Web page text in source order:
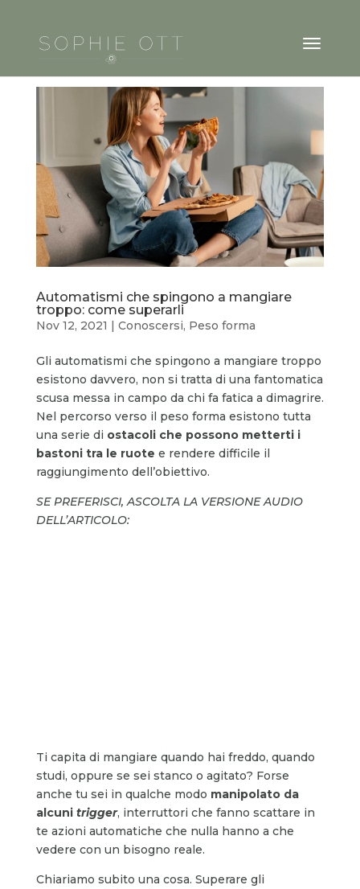
Automatismi che spingono a mangiare
troppo: come superarli
Nov 12, 2021 | Conoscersi, Peso forma
Gli automatismi che spingono a mangiare troppo
esistono davvero, non si tratta di una fantomatica
scusa messa in campo da chi fa fatica a dimagrire.
Nel percorso verso il peso forma esistono tutta
una serie di ostacoli che possono metterti i
bastoni tra le ruote e rendere difficile il
raggiungimento dell’obiettivo.
SE PREFERISCI, ASCOLTA LA VERSIONE AUDIO
DELL’ARTICOLO:
Ti capita di mangiare quando hai freddo, quando
studi, oppure se sei stanco o agitato? Forse
anche tu sei in qualche modo manipolato da
alcuni trigger, interruttori che fanno scattare in
te azioni automatiche che nulla hanno a che
vedere con un bisogno reale.
Chiariamo subito una cosa. Superare gli